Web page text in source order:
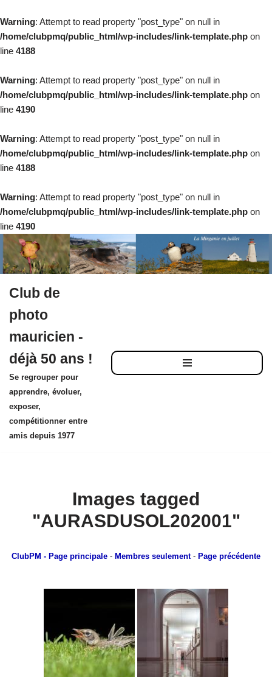
Warning: Attempt to read property "post_type" on null in
/home/clubpmq/public_html/wp-includes/link-template.php on
line 4188
Warning: Attempt to read property "post_type" on null in
/home/clubpmq/public_html/wp-includes/link-template.php on
line 4190
Warning: Attempt to read property "post_type" on null in
/home/clubpmq/public_html/wp-includes/link-template.php on
line 4188
Warning: Attempt to read property "post_type" on null in
/home/clubpmq/public_html/wp-includes/link-template.php on
line 4190
au
contenu
Club de
photo
mauricien -
déjà 50 ans !
Se regrouper pour
apprendre, évoluer,
exposer,
compétitionner entre
amis depuis 1977
Images tagged
"AURASDUSOL202001"
ClubPM - Page principale - Membres seulement- Page précédente